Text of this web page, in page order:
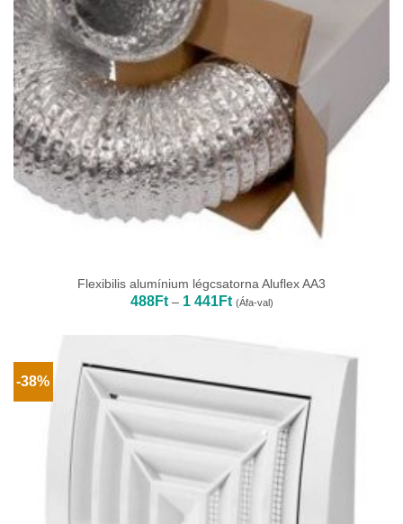
Flexibilis alumínium légcsatorna Aluflex AA3
488Ft – 1 441FtÁrtartomány:
488Ft
441Ft
(Áfa-val)
-38%